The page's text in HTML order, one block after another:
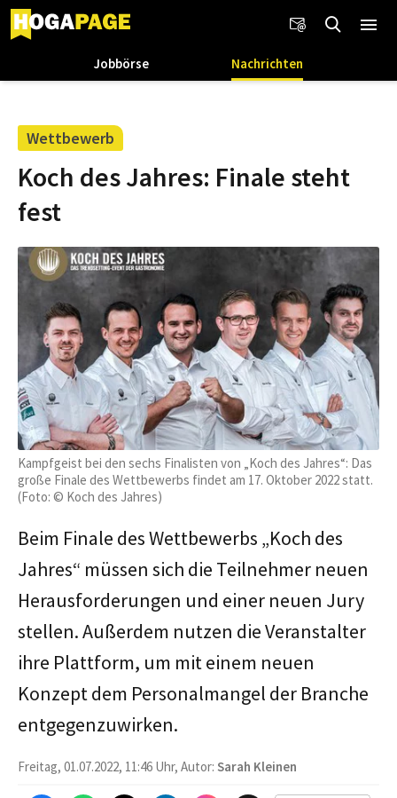
Jobbörse Nachrichten
Wettbewerb
Koch des Jahres: Finale steht
fest
Kampfgeist bei den sechs Finalisten von „Koch des Jahres“: Das
große Finale des Wettbewerbs findet am 17. Oktober 2022 statt.
(Foto: © Koch des Jahres)
Beim Finale des Wettbewerbs „Koch des
Jahres“ müssen sich die Teilnehmer neuen
Herausforderungen und einer neuen Jury
stellen. Außerdem nutzen die Veranstalter
ihre Plattform, um mit einem neuen
Konzept dem Personalmangel der Branche
entgegenzuwirken.
Freitag, 01.07.2022, 11:46 Uhr, Autor: Sarah Kleinen